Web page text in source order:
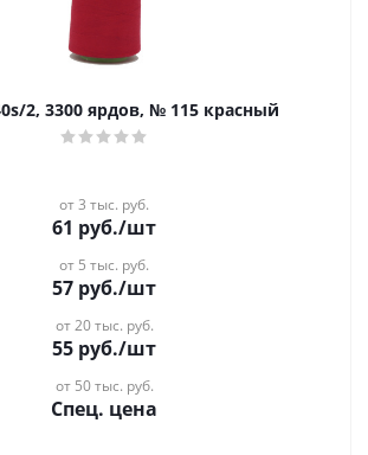
2, 3300 ярдов, № 115 красный
от 3 тыс. руб.
61 руб./шт
от 5 тыс. руб.
57 руб./шт
от 20 тыс. руб.
55 руб./шт
от 50 тыс. руб.
Спец. цена